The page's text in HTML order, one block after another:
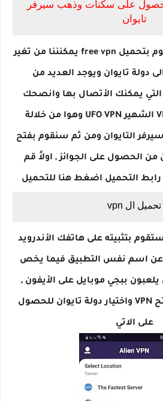
على سكنات وذهب سيرفر
تايوان
اولاً سوف نحتاج ان نقوم بتحميل free vpn يمكنننا من تغير
دولة تايوان ويوجد العديد من
التي يمكنك الأتصال بها وانصحك
بستخدام تطبيق VPN الشهير UFO VPN وهوا من خلالة
التايوان ومن ثم سنقوم بفتح
الحصول على الجوائز , اولاً قم
تحميل ال vpn
ستقوم بتثبيته على هاتفك الأندرويد
عن اسم نفس التطبيق فيما يخص
يلعبون ببجي موبايل على الأيفون ,
بعد تثبيته ستقوم بفتح VPN واختيار دولة تايوان للحصول
على الاتي